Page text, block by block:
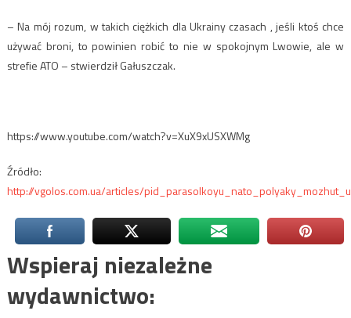
– Na mój rozum, w takich ciężkich dla Ukrainy czasach , jeśli ktoś chce
używać broni, to powinien robić to nie w spokojnym Lwowie, ale w
strefie ATO – stwierdził Gałuszczak.
https://www.youtube.com/watch?v=XuX9xUSXWMg
Źródło:
http://vgolos.com.ua/articles/
Wspieraj niezależne
wydawnictwo: